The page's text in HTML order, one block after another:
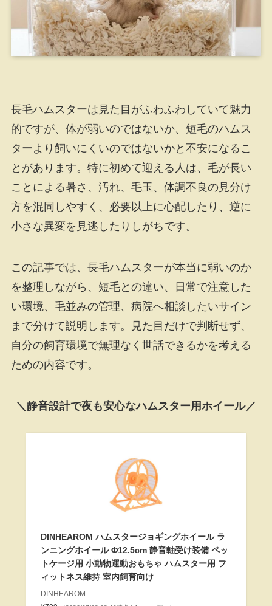
長毛ハムスターは見た目がふわふわしていて魅力
的ですが、体が弱いのではないか、短毛のハムス
ターより飼いにくいのではないかと不安になるこ
とがあります。特に初めて迎える人は、毛が長い
ことによる暑さ、汚れ、毛玉、体調不良の見分け
方を混同しやすく、必要以上に心配したり、逆に
小さな異変を見逃したりしがちです。
この記事では、長毛ハムスターが本当に弱いのか
を整理しながら、短毛との違い、日常で注意した
い環境、毛並みの管理、病院へ相談したいサイン
まで分けて説明します。見た目だけで判断せず、
自分の飼育環境で無理なく世話できるかを考える
ための内容です。
＼静音設計で夜も安心なハムスター用ホイール／
DINHEAROM ハムスタージョギングホイール ラ
ンニングホイール Φ12.5cm 静音軸受け装備 ペッ
トケージ用 小動物運動おもちゃ ハムスター用 フ
ィットネス維持 室内飼育向け
DINHEAROM